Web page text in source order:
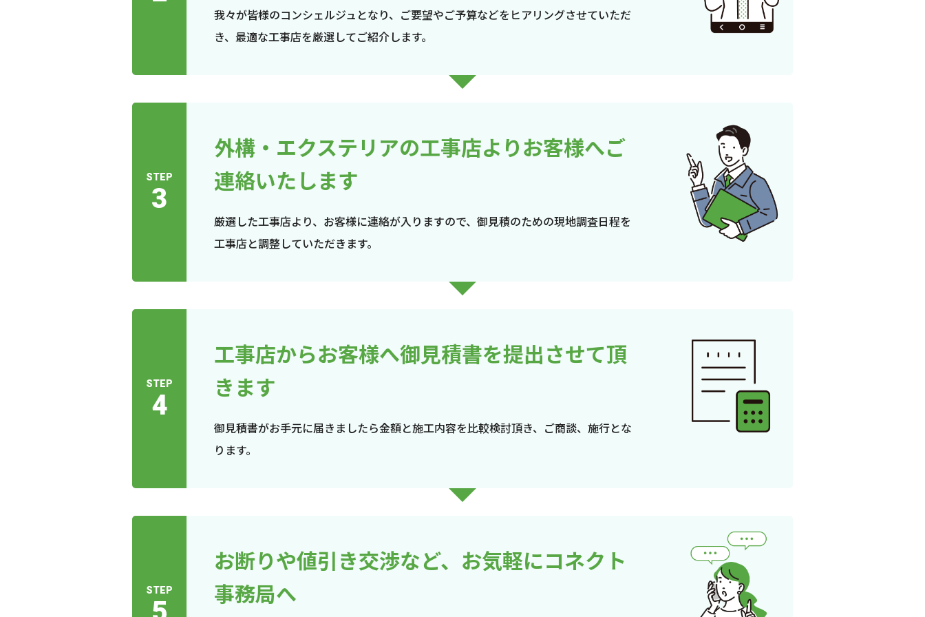
我々が皆様のコンシェルジュとなり、ご要望やご予算などをヒアリングさせていただ
き、最適な工事店を厳選してご紹介します。
STEP
3
外構・エクステリアの工事店よりお客様へご
連絡いたします
厳選した工事店より、お客様に連絡が入りますので、御見積のための現地調査日程を
工事店と調整していただきます。
STEP
4
工事店からお客様へ御見積書を提出させて頂
きます
御見積書がお手元に届きましたら金額と施工内容を比較検討頂き、ご商談、施行とな
ります。
STEP
お断りや値引き交渉など、お気軽にコネクト
事務局へ